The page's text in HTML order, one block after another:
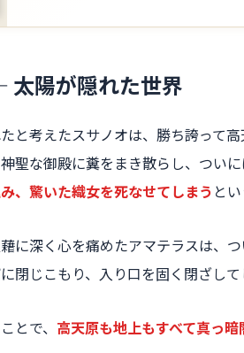
太陽が隠れた世界
と考えたスサノオは、勝ち誇って高
聖な御殿に糞をまき散らし、つい
、驚いた織女を死なせてしまう と
に深く心を痛めたアマテラスは、
閉じこもり、入り口を固く閉ざして
とで、 高天原も地上もすべて真っ